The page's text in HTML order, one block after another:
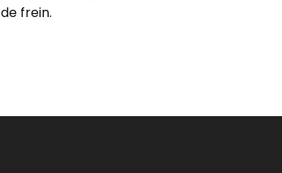
de frein.